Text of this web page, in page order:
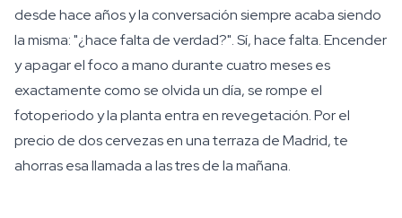
desde hace años y la conversación siempre acaba siendo
la misma: "¿hace falta de verdad?". Sí, hace falta. Encender
y apagar el foco a mano durante cuatro meses es
exactamente como se olvida un día, se rompe el
fotoperiodo y la planta entra en revegetación. Por el
precio de dos cervezas en una terraza de Madrid, te
ahorras esa llamada a las tres de la mañana.